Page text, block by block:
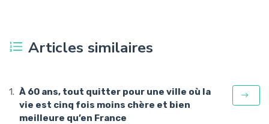
Articles similaires
À 60 ans, tout quitter pour une ville où la
vie est cinq fois moins chère et bien
meilleure qu’en France